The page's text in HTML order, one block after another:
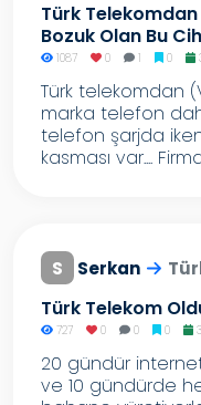
Türk Telekomdan
Bozuk Olan Bu
1087 0 1 0
Türk telekomdan
marka telefon
telefon şarjda iken
kasması var....
S Serkan
Türk Telekom
727 0 0 0
20 gündür
ve 10 gündürde